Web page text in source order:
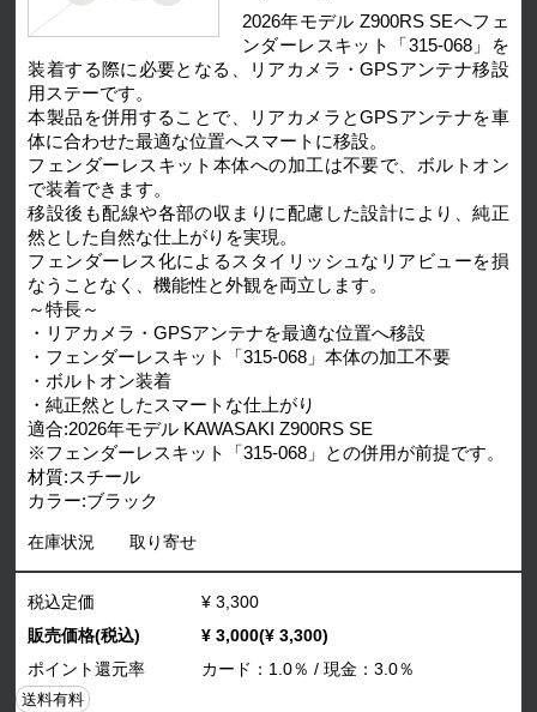
2026年モデル Z900RS SEへフェ
ンダーレスキット「315-068」を
装着する際に必要となる、リアカメラ・GPSアンテナ移設
用ステーです。
本製品を併用することで、リアカメラとGPSアンテナを車
体に合わせた最適な位置へスマートに移設。
フェンダーレスキット本体への加工は不要で、ボルトオン
で装着できます。
移設後も配線や各部の収まりに配慮した設計により、純正
然とした自然な仕上がりを実現。
フェンダーレス化によるスタイリッシュなリアビューを損
なうことなく、機能性と外観を両立します。
～特長～
・リアカメラ・GPSアンテナを最適な位置へ移設
・フェンダーレスキット「315-068」本体の加工不要
・ボルトオン装着
・純正然としたスマートな仕上がり
適合:2026年モデル KAWASAKI Z900RS SE
※フェンダーレスキット「315-068」との併用が前提です。
材質:スチール
カラー:ブラック
在庫状況 取り寄せ
税込定価
¥ 3,300
販売価格(税込)
¥ 3,000(¥ 3,300)
ポイント還元率
カード：1.0％ / 現金：3.0％
送料有料